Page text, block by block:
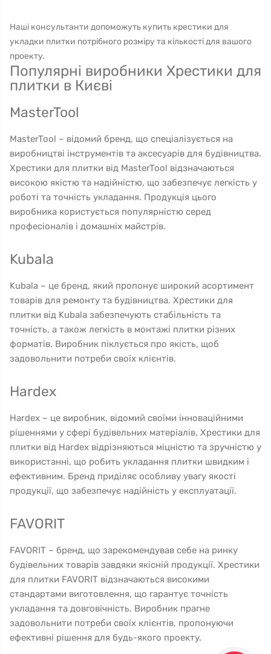
Наші консультанти допоможуть купить крестики для
укладки плитки потрібного розміру та кількості для вашого
проекту.
Популярні виробники Хрестики для
плитки в Києві
MasterTool
MasterTool – відомий бренд, що спеціалізується на
виробництві інструментів та аксесуарів для будівництва.
Хрестики для плитки від MasterTool відзначаються
високою якістю та надійністю, що забезпечує легкість у
роботі та точність укладання. Продукція цього
виробника користується популярністю серед
професіоналів і домашніх майстрів.
Kubala
Kubala – це бренд, який пропонує широкий асортимент
товарів для ремонту та будівництва. Хрестики для
плитки від Kubala забезпечують стабільність та
точність, а також легкість в монтажі плитки різних
форматів. Виробник піклується про якість, щоб
задовольнити потреби своїх клієнтів.
Hardex
Hardex – це виробник, відомий своїми інноваційними
рішеннями у сфері будівельних матеріалів. Хрестики для
плитки від Hardex відрізняються міцністю та зручністю у
використанні, що робить укладання плитки швидким і
ефективним. Бренд приділяє особливу увагу якості
продукції, що забезпечує надійність у експлуатації.
FAVORIT
FAVORIT – бренд, що зарекомендував себе на ринку
будівельних товарів завдяки якісній продукції. Хрестики
для плитки FAVORIT відзначаються високими
стандартами виготовлення, що гарантує точність
укладання та довговічність. Виробник прагне
задовольнити потреби своїх клієнтів, пропонуючи
ефективні рішення для будь-якого проекту.